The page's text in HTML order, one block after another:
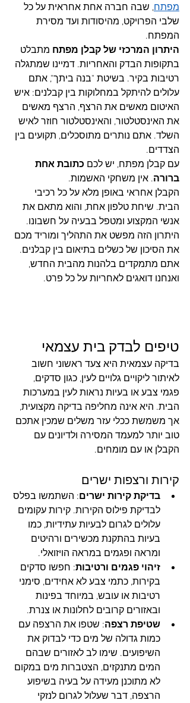
מפתח, שבה חברה אחת אחראית על כל
שלבי הפרויקט, מהיסודות ועד מסירת
המפתח.
היתרון המרכזי של קבלן מפתח מתבלט
בתקופות הבדק והאחריות. דמיינו שמתגלה
רטיבות בקיר. בשיטת "בנה ביתך", אתם
עלולים להיתקל במחלוקות בין קבלנים: איש
האיטום מאשים את הרצף, הרצף מאשים
את האינסטלטור, והאינסטלטור חוזר לאיש
השלד. אתם נותרים מתוסכלים, תקועים בין
הצדדים.
עם קבלן מפתח, יש לכם כתובת אחת
ברורה. אין משחקי האשמות.
הקבלן אחראי באופן מלא על כל רכיבי
הבית. שיחת טלפון אחת, והוא מתאם את
אנשי המקצוע ומטפל בבעיה על חשבונו.
היתרון הזה מפשט את התהליך ומוריד מכם
את הסיכון של כשלים בתיאום בין קבלנים.
אתם מתמקדים בלהנות מהבית החדש,
ואנחנו דואגים לאחריות על כל פרט.
טיפים לבדק בית עצמאי
בדיקה עצמאית היא צעד ראשוני חשוב
לאיתור ליקויים גלויים לעין, כגון סדקים,
פגמי צבע או בעיות נראות לעין במערכות
הבית. היא אינה מחליפה בדיקה מקצועית,
אך משמשת ככלי עזר משלים שמכין אתכם
טוב יותר למעמד המסירה ולדיונים עם
הקבלן או עם מומחים.
קירות ורצפות ישרים
בדיקת קירות ישרים: השתמשו בפלס
לבדיקת פילוס הקירות. קירות עקומים
עלולים לגרום לבעיות עתידיות, כמו
בעיות בהתקנת מכשירים ורהיטים
ומראה ופגמים במראה הויזואלי.
זיהוי פגמים ורטיבות: חפשו סדקים
בקירות, כתמי צבע לא אחידים, סימני
רטיבות או עובש, במיוחד בפינות
ובאזורים קרובים לחלונות או צנרת.
שטיפת רצפה: שטפו את הרצפה עם
כמות גדולה של מים כדי לבדוק את
השיפועים. שימו לב לאזורים שבהם
המים מתנקזים, הצטברות מים במקום
לא מתוכנן מעידה על בעיה בשיפוע
הרצפה, דבר שעלול לגרום לנזקי